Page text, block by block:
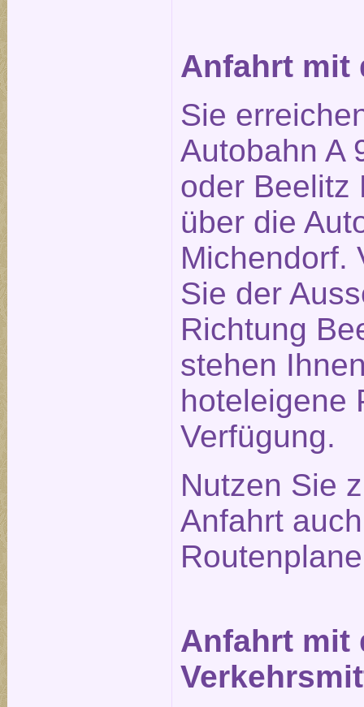
Anfahrt mit
Sie
Autobahn A
oder Beelitz
über die
Michendorf.
Sie der
Richtung
stehen
hoteleigene
Verfügung.
Nutzen Sie
Anfahrt
Anfahrt mit